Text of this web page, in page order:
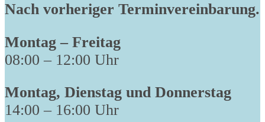
Nach vorheriger Terminvereinbarung.
Montag – Freitag
08:00 – 12:00 Uhr
Montag, Dienstag und Donnerstag
14:00 – 16:00 Uhr